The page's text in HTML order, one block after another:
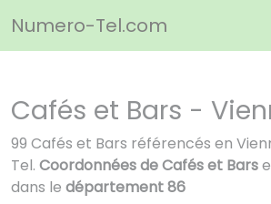
Numero-Tel.com
Cafés et Bars -
99 Cafés et Bars référencés en
Tel. Coordonnées de Cafés et Bars
dans le département 86